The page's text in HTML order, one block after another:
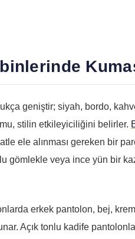
geniştir; siyah, bordo,
stilin etkileyiciliğini belirler.
ele alınması gereken bir
gömlekle veya ince yün bir
erkek pantolon, bej,
Açık tonlu kadife